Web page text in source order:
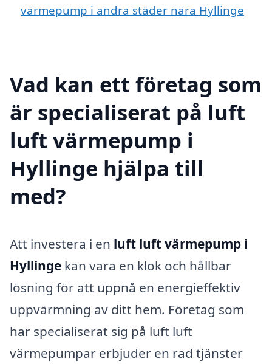
värmepump i andra städer nära Hyllinge
Vad kan ett företag som
är specialiserat på luft
luft värmepump i
Hyllinge hjälpa till
med?
Att investera i en luft luft värmepump i
Hyllinge kan vara en klok och hållbar
lösning för att uppnå en energieffektiv
uppvärmning av ditt hem. Företag som
har specialiserat sig på luft luft
värmepumpar erbjuder en rad tjänster